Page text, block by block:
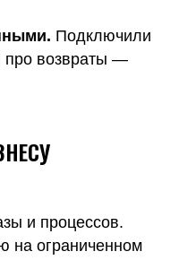
Подключили
про возвраты —
и процессов.
на ограниченном